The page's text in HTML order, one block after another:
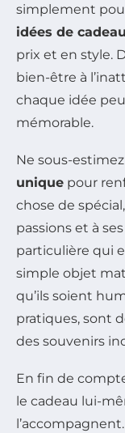
simplement
idées de
prix et en style.
bien-être à
chaque idée
mémorable.
Ne sous-
unique pour
chose de
passions et à
particulière qui
simple objet
qu’ils soient
pratiques, sont
des souvenirs
En fin de
le cadeau lui-